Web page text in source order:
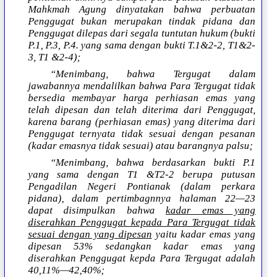
Mahkmah Agung dinyatakan bahwa perbuatan
Penggugat bukan merupakan tindak pidana dan
Penggugat dilepas dari segala tuntutan hukum (bukti
P.1, P.3, P.4. yang sama dengan bukti T.1&2-2, T1&2-
3, T1 &2-4);
“Menimbang, bahwa Tergugat dalam
jawabannya mendalilkan bahwa Para Tergugat tidak
bersedia membayar harga perhiasan emas yang
telah dipesan dan telah diterima dari Penggugat,
karena barang (perhiasan emas) yang diterima dari
Penggugat ternyata tidak sesuai dengan pesanan
(kadar emasnya tidak sesuai) atau barangnya palsu;
“Menimbang, bahwa berdasarkan bukti P.1
yang sama dengan T1 &T2-2 berupa putusan
Pengadilan Negeri Pontianak (dalam perkara
pidana), dalam pertimbagnnya halaman 22—23
dapat disimpulkan bahwakadar emas yang
diserahkan Penggugat kepada Para Tergugat tidak
sesuai dengan yang dipesan yaitu kadar emas yang
dipesan 53% sedangkan kadar emas yang
diserahkan Penggugat kepda Para Tergugat adalah
40,11%—42,40%;